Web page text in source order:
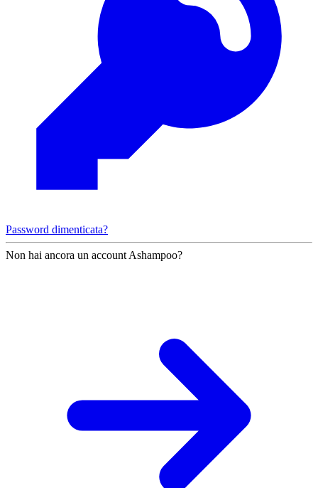
Password dimenticata?
Non hai ancora un account Ashampoo?